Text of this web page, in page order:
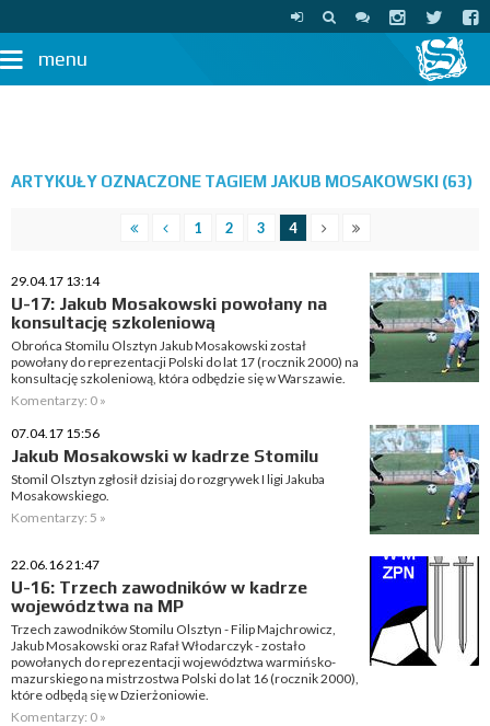
menu
ARTYKUŁY OZNACZONE TAGIEM JAKUB MOSAKOWSKI (63)
1 2 3 4
29.04.17 13:14
U-17: Jakub Mosakowski powołany na
konsultację szkoleniową
Obrońca Stomilu Olsztyn Jakub Mosakowski został
powołany do reprezentacji Polski do lat 17 (rocznik 2000) na
konsultację szkoleniową, która odbędzie się w Warszawie.
Komentarzy: 0 »
07.04.17 15:56
Jakub Mosakowski w kadrze Stomilu
Stomil Olsztyn zgłosił dzisiaj do rozgrywek I ligi Jakuba
Mosakowskiego.
Komentarzy: 5 »
22.06.16 21:47
U-16: Trzech zawodników w kadrze
województwa na MP
Trzech zawodników Stomilu Olsztyn - Filip Majchrowicz,
Jakub Mosakowski oraz Rafał Włodarczyk - zostało
powołanych do reprezentacji województwa warmińsko-
mazurskiego na mistrzostwa Polski do lat 16 (rocznik 2000),
które odbędą się w Dzierżoniowie.
Komentarzy: 0 »